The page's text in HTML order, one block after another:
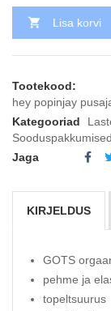
Lisa korvi
Tootekood:
hey popinjay
Kategooriad
Sooduspakkumised
Jaga
KIRJELDUS
GOTS
pehme ja
topeltsuurus